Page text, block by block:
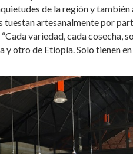
de la región y
artesanalmente por
variedad, cada cosecha,
y otro de Etiopía. Solo tienen